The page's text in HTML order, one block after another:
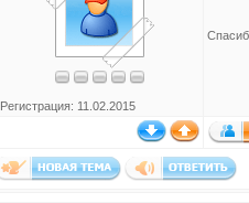
Регистрация: 11.02.2015